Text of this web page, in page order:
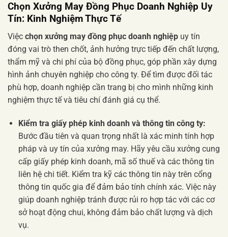
Chọn Xưởng May Đồng Phục Doanh Nghiệp Uy
Tín: Kinh Nghiệm Thực Tế
Việc chọn xưởng may đồng phục doanh nghiệp uy tín
đóng vai trò then chốt, ảnh hưởng trực tiếp đến chất lượng,
thẩm mỹ và chi phí của bộ đồng phục, góp phần xây dựng
hình ảnh chuyên nghiệp cho công ty. Để tìm được đối tác
phù hợp, doanh nghiệp cần trang bị cho mình những kinh
nghiệm thực tế và tiêu chí đánh giá cụ thể.
Kiểm tra giấy phép kinh doanh và thông tin công ty:
Bước đầu tiên và quan trọng nhất là xác minh tính hợp
pháp và uy tín của xưởng may. Hãy yêu cầu xưởng cung
cấp giấy phép kinh doanh, mã số thuế và các thông tin
liên hệ chi tiết. Kiểm tra kỹ các thông tin này trên cổng
thông tin quốc gia để đảm bảo tính chính xác. Việc này
giúp doanh nghiệp tránh được rủi ro hợp tác với các cơ
sở hoạt động chui, không đảm bảo chất lượng và dịch
vụ.